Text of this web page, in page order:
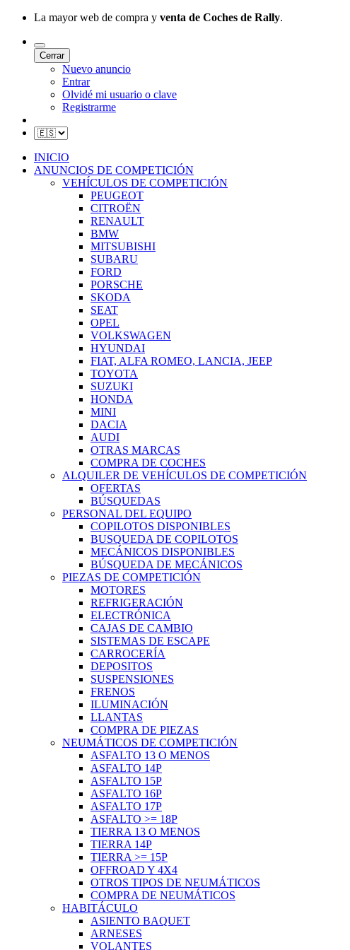
La mayor web de compra y venta de Coches de Rally.
Cerrar
Nuevo anuncio
Entrar
Olvidé mi usuario o clave
Registrarme
INICIO
ANUNCIOS DE COMPETICIÓN
VEHÍCULOS DE COMPETICIÓN
PEUGEOT
CITROËN
RENAULT
BMW
MITSUBISHI
SUBARU
FORD
PORSCHE
SKODA
SEAT
OPEL
VOLKSWAGEN
HYUNDAI
FIAT, ALFA ROMEO, LANCIA, JEEP
TOYOTA
SUZUKI
HONDA
MINI
DACIA
AUDI
OTRAS MARCAS
COMPRA DE COCHES
ALQUILER DE VEHÍCULOS DE COMPETICIÓN
OFERTAS
BÚSQUEDAS
PERSONAL DEL EQUIPO
COPILOTOS DISPONIBLES
BUSQUEDA DE COPILOTOS
MECÁNICOS DISPONIBLES
BÚSQUEDA DE MECÁNICOS
PIEZAS DE COMPETICIÓN
MOTORES
REFRIGERACIÓN
ELECTRÓNICA
CAJAS DE CAMBIO
SISTEMAS DE ESCAPE
CARROCERÍA
DEPOSITOS
SUSPENSIONES
FRENOS
ILUMINACIÓN
LLANTAS
COMPRA DE PIEZAS
NEUMÁTICOS DE COMPETICIÓN
ASFALTO 13 O MENOS
ASFALTO 14P
ASFALTO 15P
ASFALTO 16P
ASFALTO 17P
ASFALTO >= 18P
TIERRA 13 O MENOS
TIERRA 14P
TIERRA >= 15P
OFFROAD Y 4X4
OTROS TIPOS DE NEUMÁTICOS
COMPRA DE NEUMÁTICOS
HABITÁCULO
ASIENTO BAQUET
ARNESES
VOLANTES